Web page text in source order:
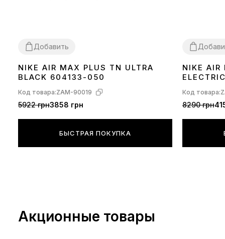
Добавить
3637 38 39 404142 434445
NIKE AIR MAX PLUS TN ULTRA
BLACK 604133-050
Код товара:ZAM-90019
5922 грн3858 грн
БЫСТРАЯ ПОКУПКА
3637 38 39
NIKE AIR
Код товара:
8290 грн
Акционные товары